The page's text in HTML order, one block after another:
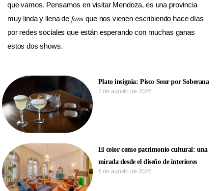
que vamos. Pensamos en visitar Mendoza, es una provincia
muy linda y llena de fans que nos vienen escribiendo hace días
por redes sociales que están esperando con muchas ganas
estos dos shows.
Plato insignia: Pisco Sour por Soberana
7 de agosto de 2026
El color como patrimonio cultural: una
mirada desde el diseño de interiores
6 de agosto de 2026